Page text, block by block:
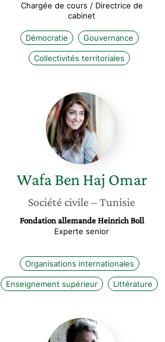
Chargée de cours / Directrice de
cabinet
Démocratie Gouvernance
Collectivités territoriales
Wafa
Ben
Haj
Omar
Wafa Ben Haj Omar
Société civile – Tunisie
Fondation allemande Heinrich Boll
Experte senior
Organisations internationales
Enseignement supérieur Littérature
Marie
Yared